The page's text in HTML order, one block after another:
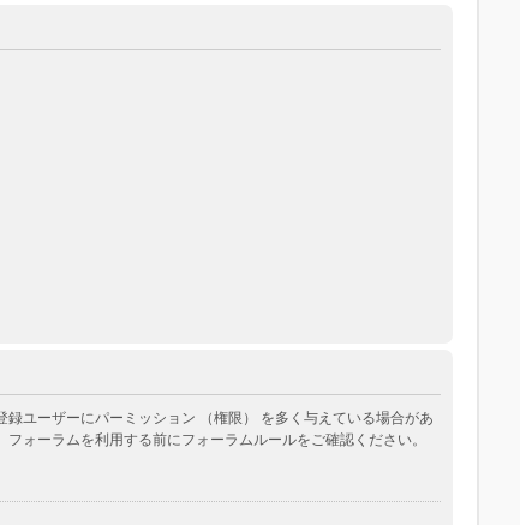
ユーザーにパーミッション （権限） を多く与えている場合があ
ォーラムを利用する前にフォーラムルールをご確認ください。